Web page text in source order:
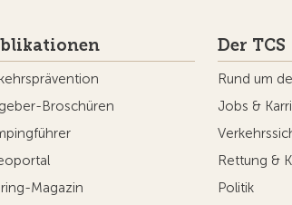
Broschüren
Magazin
Der TCS
Rund um
Jobs &
Rettung &
Politik